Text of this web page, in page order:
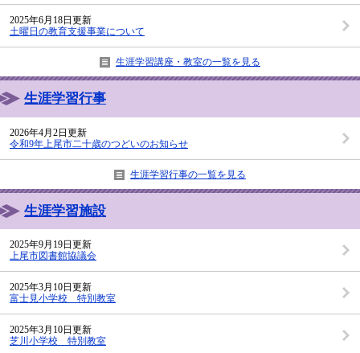
2025年6月18日更新
土曜日の教育支援事業について
生涯学習講座・教室の一覧を見る
生涯学習行事
2026年4月2日更新
令和9年上尾市二十歳のつどいのお知らせ
生涯学習行事の一覧を見る
生涯学習施設
2025年9月19日更新
上尾市図書館協議会
2025年3月10日更新
富士見小学校 特別教室
2025年3月10日更新
芝川小学校 特別教室